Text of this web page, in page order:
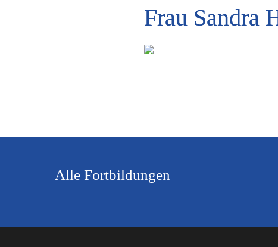
Frau Sandra
Alle Fortbildungen